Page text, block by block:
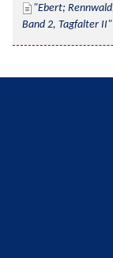
Ebert;
Band 2, Tagfalter II